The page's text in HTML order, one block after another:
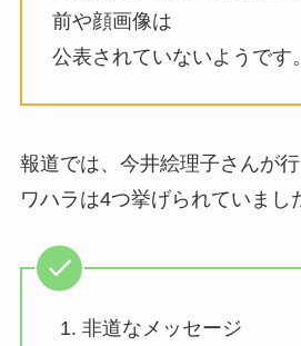
前や顔画像は
公表されていないようです。
報道では、今井絵理子さんが
ワハラは4つ挙げられていまし
非道なメッセージ